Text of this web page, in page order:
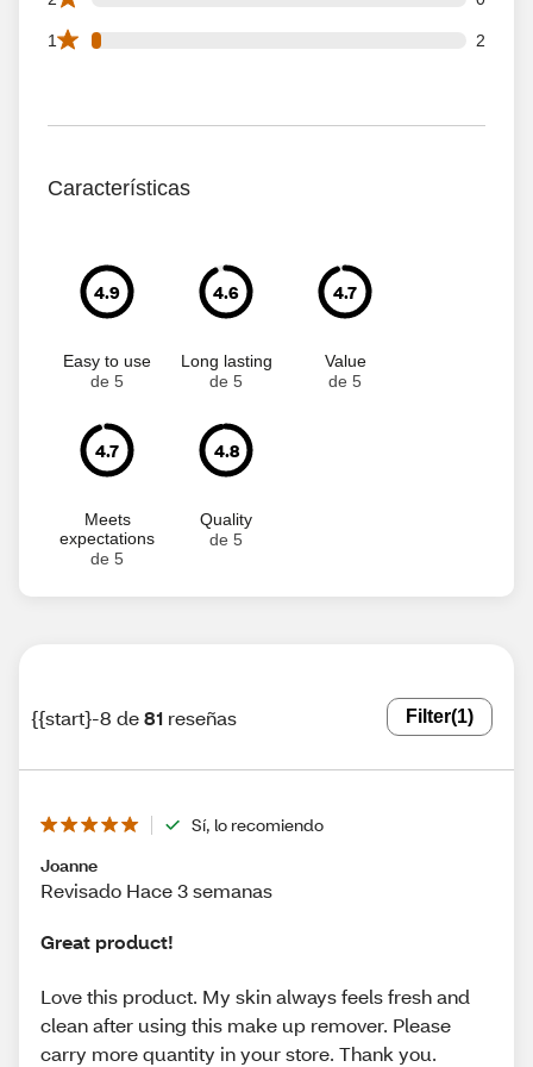
1 2
2 1 star reviews out of 81 reviews
Características
4.9
Easy to use
de 5
4.6
Long lasting
de 5
4.7
Value
de 5
4.7
Meets
expectations
de 5
4.8
Quality
de 5
{{start}-8 de81 reseñas Filter(1)
Sí, lo recomiendo
Joanne
Revisado Hace 3 semanas
Great product!
Love this product. My skin always feels fresh and
clean after using this make up remover. Please
carry more quantity in your store. Thank you.